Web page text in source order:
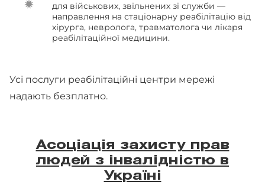
для військових, звільнених зі служби —
направлення на стаціонарну реабілітацію від
хірурга, невролога, травматолога чи лікаря
реабілітаційної медицини.
Усі послуги реабілітаційні центри мережі
надають безплатно.
Асоціація захисту прав
людей з інвалідністю в
Україні